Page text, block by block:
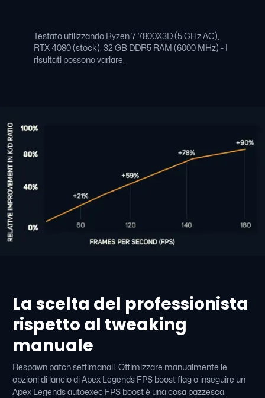
Testato utilizzando Ryzen 7 7800X3D (5 GHz AC),
RTX 4080 (stock), 32 GB DDR5 RAM (6000 MHz) - I
risultati possono variare.
La scelta del professionista
rispetto al tweaking
manuale
Respawn patch settimanali. Ottimizzare manualmente le
opzioni di lancio di Apex Legends FPS boost flag o inseguire un
Apex Legends autoexec FPS boost è una cosa pazzesca.